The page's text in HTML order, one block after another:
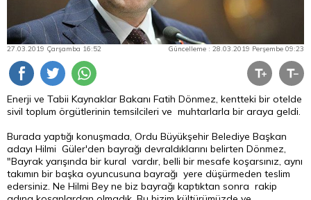
27.03.2019 Çarşamba 16:52 Güncelleme : 28.03.2019 Perşembe 09:23
Enerji ve Tabii Kaynaklar Bakanı Fatih Dönmez, kentteki bir otelde
sivil toplum örgütlerinin temsilcileri ve muhtarlarla bir araya geldi.
Burada yaptığı konuşmada, Ordu Büyükşehir Belediye Başkan
adayı Hilmi Güler'den bayrağı devraldıklarını belirten Dönmez,
"Bayrak yarışında bir kural vardır, belli bir mesafe koşarsınız, aynı
takımın bir başka oyuncusuna bayrağı yere düşürmeden teslim
edersiniz. Ne Hilmi Bey ne biz bayrağı kaptıktan sonra rakip